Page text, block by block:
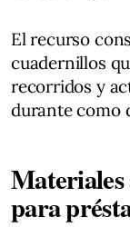
El recurso
cuadernillos
recorridos y
durante como
Materiales
para